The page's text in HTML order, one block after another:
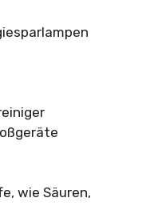
wie Säuren,